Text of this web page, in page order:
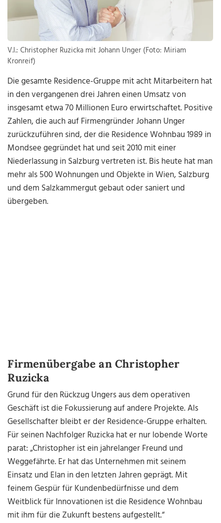
V.l.: Christopher Ruzicka mit Johann Unger (Foto: Miriam
Kronreif)
Die gesamte Residence-Gruppe mit acht Mitarbeitern hat
in den vergangenen drei Jahren einen Umsatz von
insgesamt etwa 70 Millionen Euro erwirtschaftet. Positive
Zahlen, die auch auf Firmengründer Johann Unger
zurückzuführen sind, der die Residence Wohnbau 1989 in
Mondsee gegründet hat und seit 2010 mit einer
Niederlassung in Salzburg vertreten ist. Bis heute hat man
mehr als 500 Wohnungen und Objekte in Wien, Salzburg
und dem Salzkammergut gebaut oder saniert und
übergeben.
Firmenübergabe an Christopher
Ruzicka
Grund für den Rückzug Ungers aus dem operativen
Geschäft ist die Fokussierung auf andere Projekte. Als
Gesellschafter bleibt er der Residence-Gruppe erhalten.
Für seinen Nachfolger Ruzicka hat er nur lobende Worte
parat: „Christopher ist ein jahrelanger Freund und
Weggefährte. Er hat das Unternehmen mit seinem
Einsatz und Elan in den letzten Jahren geprägt. Mit
feinem Gespür für Kundenbedürfnisse und dem
Weitblick für Innovationen ist die Residence Wohnbau
mit ihm für die Zukunft bestens aufgestellt.“